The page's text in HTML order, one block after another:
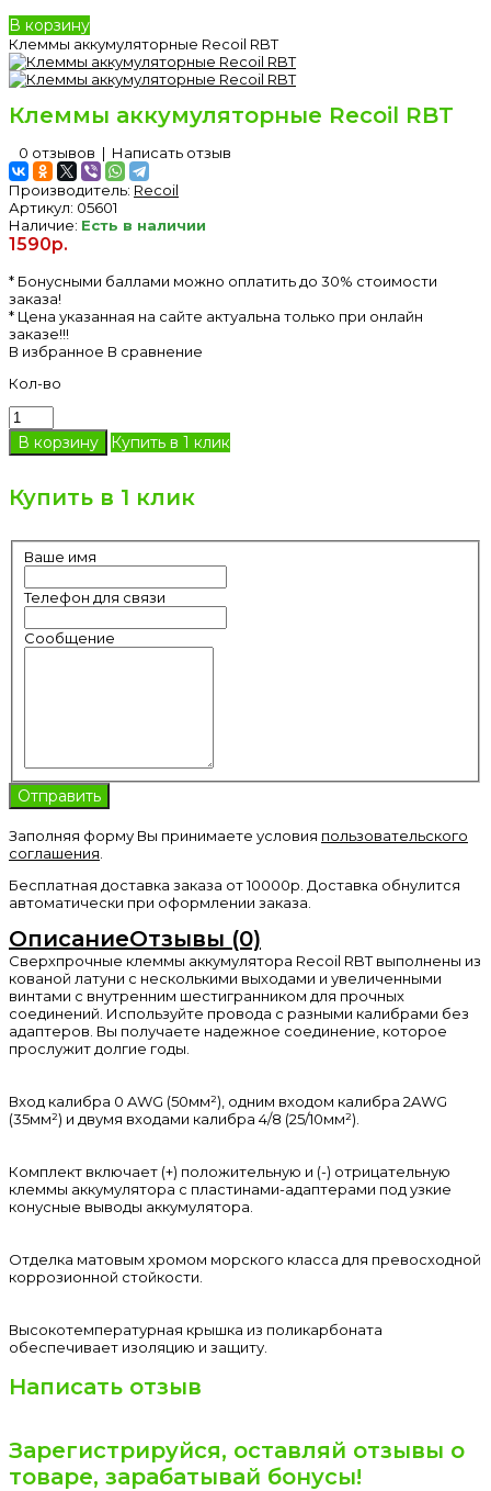
В корзину
Клеммы аккумуляторные Recoil RBT
Клеммы аккумуляторные Recoil RBT
0 отзывов | Написать отзыв
Производитель: Recoil
Артикул: 05601
Наличие: Есть в наличии
1590р.
* Бонусными баллами можно оплатить до 30% стоимости
заказа!
* Цена указанная на сайте актуальна только при онлайн
заказе!!!
В избранное В сравнение
Кол-во
Купить в 1 клик
Купить в 1 клик
Ваше имя
Телефон для связи
Сообщение
Заполняя форму Вы принимаете условия пользовательского
соглашения
Бесплатная доставка заказа от 10000р. Доставка обнулится
автоматически при оформлении заказа.
ОписаниеОтзывы (0)
Сверхпрочные клеммы аккумулятора Recoil RBT выполнены из
кованой латуни с несколькими выходами и увеличенными
винтами с внутренним шестигранником для прочных
соединений. Используйте провода с разными калибрами без
адаптеров. Вы получаете надежное соединение, которое
прослужит долгие годы.
Вход калибра 0 AWG (50мм²), одним входом калибра 2AWG
(35мм²) и двумя входами калибра 4/8 (25/10мм²).
Комплект включает (+) положительную и (-) отрицательную
клеммы аккумулятора с пластинами-адаптерами под узкие
конусные выводы аккумулятора.
Отделка матовым хромом морского класса для превосходной
коррозионной стойкости.
Высокотемпературная крышка из поликарбоната
обеспечивает изоляцию и защиту.
Написать отзыв
Зарегистрируйся, оставляй отзывы о
товаре, зарабатывай бонусы!